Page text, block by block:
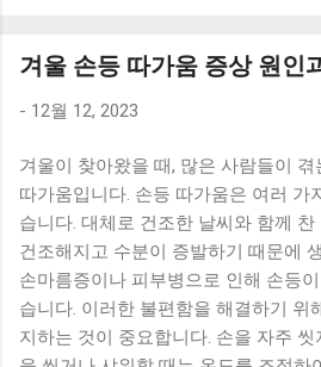
혜택을 놓치지 마세요. 다양한 할인
치지 않도록 먼저 확인해보세요. 추가
시죠? 특히 블루투스키보드 같은 상
많을 수 밖에 없습니다. 다양한 상품
꼼꼼히 비교해서 구매하실 수 있도록
가상품 보러가기 추천상품 Best 유니
태블릿 거치형 저소음 블루투스 키보
랙 유니콘 멀티페어링 스마트폰 태...
겨울 손등 따가움 증상 원인
- 12월 12, 2023
겨울이 찾아왔을 때, 많은 사람들이
따가움입니다. 손등 따가움은 여러 가
습니다. 대체로 건조한 날씨와 함께
건조해지고 수분이 증발하기 때문에
손마름증이나 피부병으로 인해 손등
습니다. 이러한 불편함을 해결하기 위
지하는 것이 중요합니다. 손을 자주